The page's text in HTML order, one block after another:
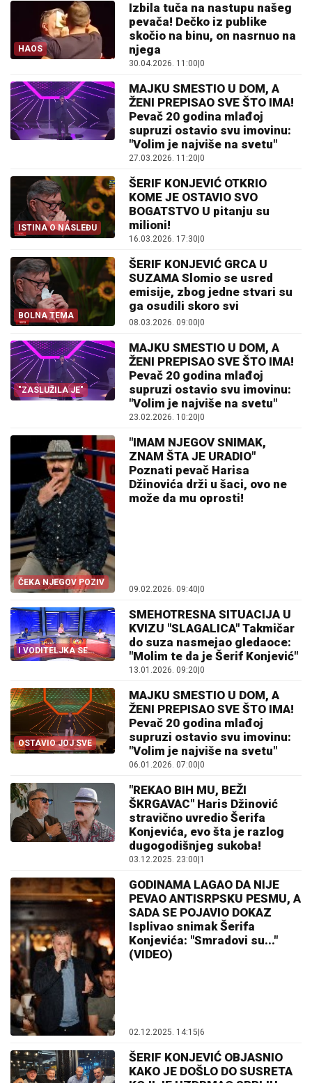
HAOS
Izbila tuča na nastupu našeg
pevača! Dečko iz publike
skočio na binu, on nasrnuo na
njega
30.04.2026. 11:00 0
MAJKU SMESTIO U DOM, A
ŽENI PREPISAO SVE ŠTO IMA!
Pevač 20 godina mlađoj
supruzi ostavio svu imovinu:
"Volim je najviše na svetu"
27.03.2026. 11:20 0
ISTINA O NASLEĐU
ŠERIF KONJEVIĆ OTKRIO
KOME JE OSTAVIO SVO
BOGATSTVO U pitanju su
milioni!
16.03.2026. 17:30 0
BOLNA TEMA
ŠERIF KONJEVIĆ GRCA U
SUZAMA Slomio se usred
emisije, zbog jedne stvari su
ga osudili skoro svi
08.03.2026. 09:00 0
"ZASLUŽILA JE"
MAJKU SMESTIO U DOM, A
ŽENI PREPISAO SVE ŠTO IMA!
Pevač 20 godina mlađoj
supruzi ostavio svu imovinu:
"Volim je najviše na svetu"
23.02.2026. 10:20 0
ČEKA NJEGOV POZIV
"IMAM NJEGOV SNIMAK,
ZNAM ŠTA JE URADIO"
Poznati pevač Harisa
Džinovića drži u šaci, ovo ne
može da mu oprosti!
09.02.2026. 09:40 0
I VODITELJKA SE
SMEJALA
SMEHOTRESNA SITUACIJA U
KVIZU "SLAGALICA" Takmičar
do suza nasmejao gledaoce:
"Molim te da je Šerif Konjević"
13.01.2026. 09:20 0
OSTAVIO JOJ SVE
MAJKU SMESTIO U DOM, A
ŽENI PREPISAO SVE ŠTO IMA!
Pevač 20 godina mlađoj
supruzi ostavio svu imovinu:
"Volim je najviše na svetu"
06.01.2026. 07:00 0
"REKAO BIH MU, BEŽI
ŠKRGAVAC" Haris Džinović
stravično uvredio Šerifa
Konjevića, evo šta je razlog
dugogodišnjeg sukoba!
03.12.2025. 23:00 1
GODINAMA LAGAO DA NIJE
PEVAO ANTISRPSKU PESMU, A
SADA SE POJAVIO DOKAZ
Isplivao snimak Šerifa
Konjevića: "Smradovi su..."
(VIDEO)
02.12.2025. 14:15|6
ŠERIF KONJEVIĆ OBJASNIO
KAKO JE DOŠLO DO SUSRETA